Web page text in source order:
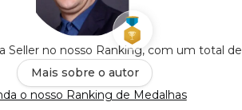
Seller no nosso Ranking, com um total de
Mais sobre o autor
o nosso Ranking de Medalhas